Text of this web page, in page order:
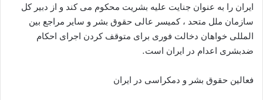
ایران را به عنوان جنایت علیه بشریت محکوم می کند و از دبیر کل
سازمان ملل متحد ، کمیسر عالی حقوق بشر و سایر مراجع بین
المللی خواهان دخالت فوری برای متوقف کردن اجرای احکام
ضدبشری اعدام در ایران است.
فعالین حقوق بشر و دمکراسی در ایران